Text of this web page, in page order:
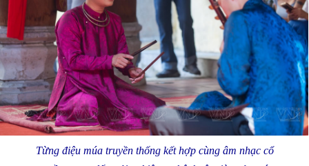
Từng điệu múa truyền thống kết hợp cùng âm nhạc cổ